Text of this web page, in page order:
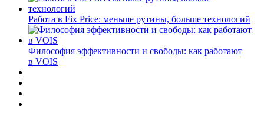
Работа в Fix Price: меньше рутины, больше технологий
Философия эффективности и свободы: как работают
в VOIS